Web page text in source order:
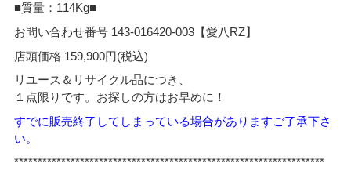
■質量：114Kg■
お問い合わせ番号 143-016420-003【愛八RZ】
店頭価格 159,900円(税込)
リユース＆リサイクル品につき、
１点限りです。お探しの方はお早めに！
すでに販売終了してしまっている場合がありますご了承下さ
い。
******************************************************************